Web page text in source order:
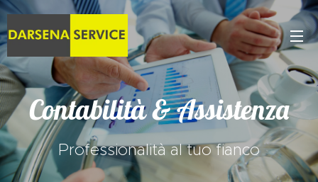
Contabilità & Assistenza
Professionalità al tuo fianco